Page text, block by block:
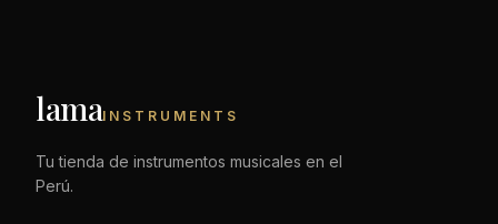
lamaINSTRUMENTS
Tu tienda de instrumentos musicales en el
Perú.